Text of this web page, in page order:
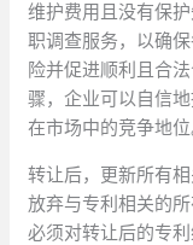
维护费用且没有保
职调查服务，以确
险并促进顺利且合
骤，企业可以自信
在市场中的竞争地位
转让后，更新所有
放弃与专利相关的
必须对转让后的专